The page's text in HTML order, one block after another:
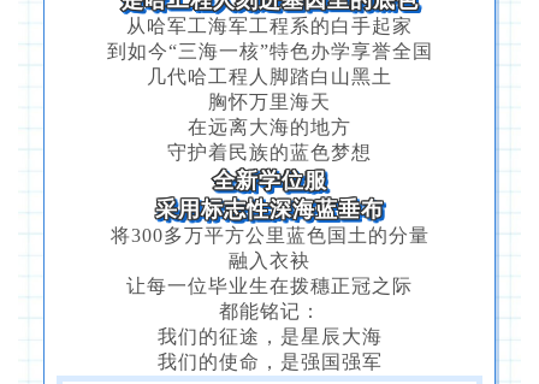
从哈军工海军工程系的白手起家
到如今“三海一核”特色办学享誉全国
几代哈工程人脚踏白山黑土
胸怀万里海天
在远离大海的地方
守护着民族的蓝色梦想
全新学位服
采用标志性深海蓝垂布
将300多万平方公里蓝色国土的分量
融入衣袂
让每一位毕业生在拨穗正冠之际
都能铭记：
我们的征途，是星辰大海
我们的使命，是强国强军